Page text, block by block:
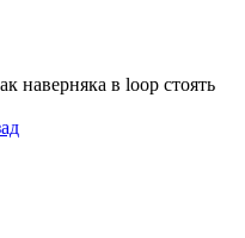
наверняка в loop стоять